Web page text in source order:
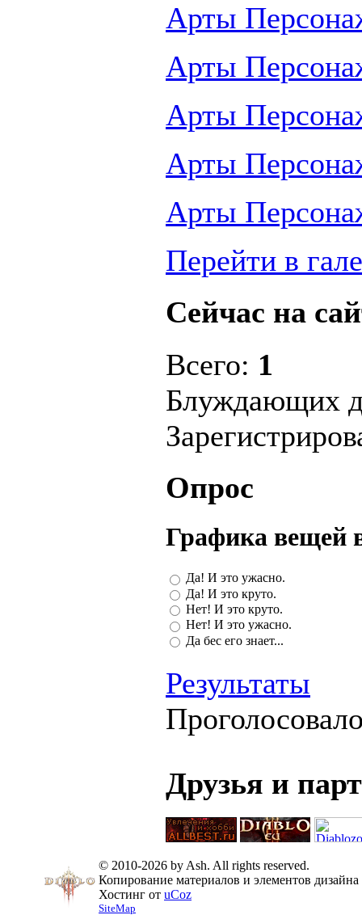
Арты
Арты
Арты
Арты
Арты
Перейти в
Сейчас на
Всего: 1
Блуждающих
Опрос
Графика вещей
Да! И это ужасно.
Да! И это круто.
Нет! И это круто.
Нет! И это ужасно.
Да бес его знает...
Результаты
Друзья и
© 2010-2026 by Ash. All rights reserved.
Копирование материалов и элементов
Хостинг от uCoz
SiteMap